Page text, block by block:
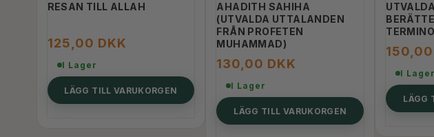
RESAN TILL ALLAH
125,00 DKK
I Lager
LÄGG TILL VARUKORGEN
AHADITH SAHIHA
(UTVALDA UTTALANDEN
FRÅN PROFETEN
MUHAMMAD)
130,00 DKK
I Lager
LÄGG TILL VARUKORGEN
150,00
I Lager
LÄGG